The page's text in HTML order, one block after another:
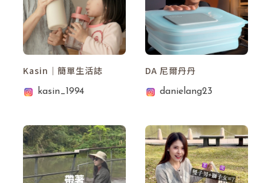
會員登入
查看購物車
Kasin｜簡單生活誌
kasin_1994
DA 尼爾丹丹
danielang23